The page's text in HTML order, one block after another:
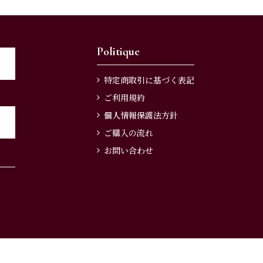
Politique
特定商取引に基づく表記
ご利用規約
個人情報保護法方針
ご購入の流れ
お問い合わせ